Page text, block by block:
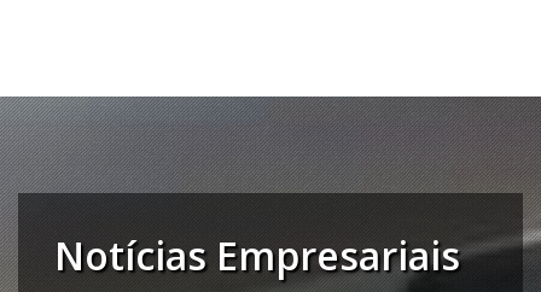
Notícias Empresariais